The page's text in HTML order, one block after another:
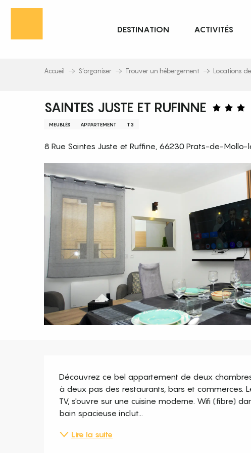
Aller
principal
DESTINATION ACTIVITÉS
Accueil S’organiser Trouver un hébergement Locations
SAINTES JUSTE ET RUFINNE
MEUBLÉS APPARTEMENT T3
8 Rue Saintes Juste et Ruffine, 66230 Prats-de-Mollo-
Description
Découvrez ce bel appartement de deux
à deux pas des restaurants, bars et commerces.
TV, s'ouvre sur une cuisine moderne. Wifi (fibre)
bain spacieuse inclut...
Lire la suite